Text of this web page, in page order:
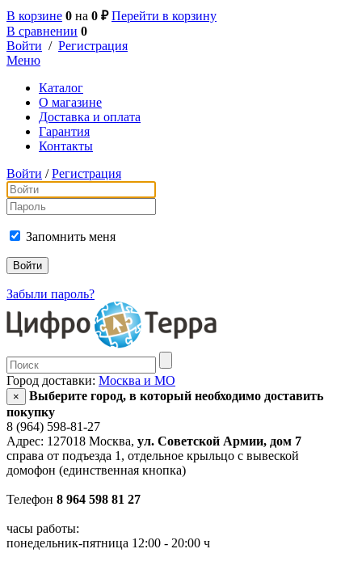
В корзине 0 на 0 ₽ Перейти в корзину
В сравнении 0
Войти / Регистрация
Меню
Каталог
О магазине
Доставка и оплата
Гарантия
Контакты
Войти / Регистрация
Запомнить меня
Забыли пароль?
Город доставки: Москва и МО
×
Выберите город, в который необходимо доставить
покупку
8 (964) 598-81-27
Адрес: 127018 Москва, ул. Советской Армии, дом 7
справа от подъезда 1, отдельное крыльцо с вывеской
домофон (единственная кнопка)
Телефон 8 964 598 81 27
часы работы:
понедельник-пятница 12:00 - 20:00 ч